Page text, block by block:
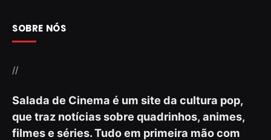
SOBRE NÓS
//
Salada de Cinema é um site da cultura pop,
que traz notícias sobre quadrinhos, animes,
filmes e séries. Tudo em primeira mão com